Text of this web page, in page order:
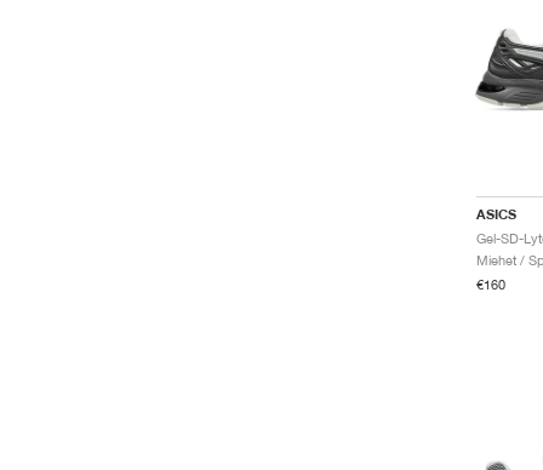
ASICS
Gel-SD-
Miehet /
€160